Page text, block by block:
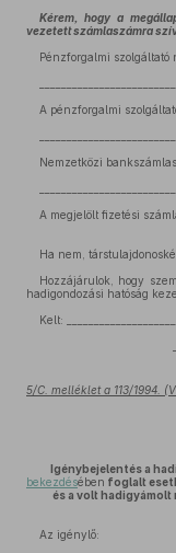
Kérem, hogy a
vezetett számlaszámra
Pénzforgalmi szolgáltató
A pénzforgalmi
Nemzetközi
A megjelölt fizetési
Ha nem,
Hozzájárulok, hogy
hadigondozási hatóság
Kelt:
5/C. melléklet a 113/1994.
Igénybejelentés a
bekezdésében foglalt
és a volt hadigyámolt
Az igénylő: